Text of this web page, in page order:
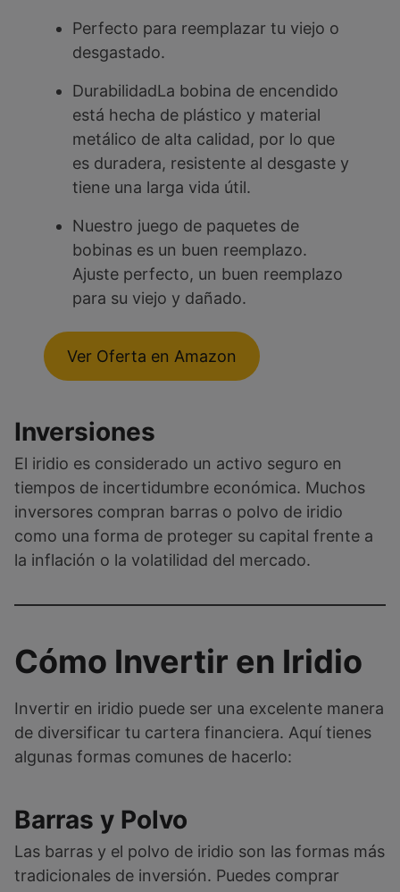
Perfecto para reemplazar tu viejo o
desgastado.
DurabilidadLa bobina de encendido
está hecha de plástico y material
metálico de alta calidad, por lo que
es duradera, resistente al desgaste y
tiene una larga vida útil.
Nuestro juego de paquetes de
bobinas es un buen reemplazo.
Ajuste perfecto, un buen reemplazo
para su viejo y dañado.
Ver Oferta en Amazon
Inversiones
El iridio es considerado un activo seguro en
tiempos de incertidumbre económica. Muchos
inversores compran barras o polvo de iridio
como una forma de proteger su capital frente a
la inflación o la volatilidad del mercado.
Cómo Invertir en Iridio
Invertir en iridio puede ser una excelente manera
de diversificar tu cartera financiera. Aquí tienes
algunas formas comunes de hacerlo:
Barras y Polvo
Las barras y el polvo de iridio son las formas más
tradicionales de inversión. Puedes comprar